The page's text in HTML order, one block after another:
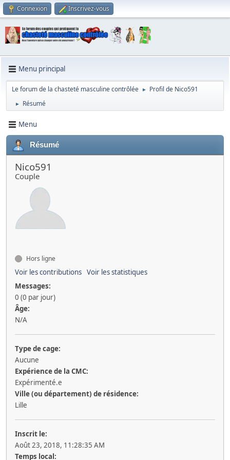
Connexion Inscrivez-vous
Menu principal
Le forum de la chasteté masculine contrôlée ► Profil de Nico591
► Résumé
Menu
Résumé
Nico591
Couple
Hors ligne
Voir les contributions Voir les statistiques
Messages:
0 (0 par jour)
Âge:
N/A
Type de cage:
Aucune
Expérience de la CMC:
Expérimenté.e
Ville (ou département) de résidence:
Lille
Inscrit le:
Août 23, 2018, 11:28:35 AM
Temps local: